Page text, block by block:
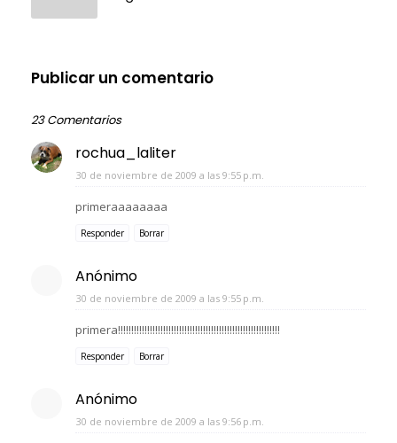
Publicar un comentario
23 Comentarios
rochua_laliter
30 de noviembre de 2009 a las 9:55 p.m.
primeraaaaaaaa
Responder Borrar
Anónimo
30 de noviembre de 2009 a las 9:55 p.m.
primera!!!!!!!!!!!!!!!!!!!!!!!!!!!!!!!!!!!!!!!!!!!!!!!!!!!!!!!!!!!!!
Responder Borrar
Anónimo
30 de noviembre de 2009 a las 9:56 p.m.